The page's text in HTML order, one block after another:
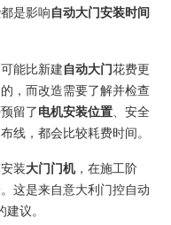
是影响自动大门安装时间
能比新建自动大门花费更
，而改造需要了解并检查
留了电机安装位置、安全
线，都会比较耗费时间。
装大门门机，在施工阶
这是来自意大利门控自动
议。